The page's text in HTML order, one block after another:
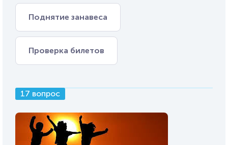
Поднятие занавеса
Проверка билетов
17 вопрос